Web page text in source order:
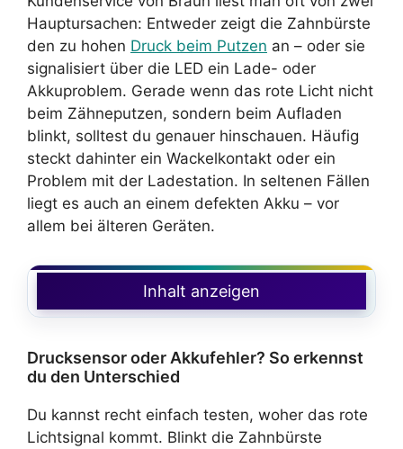
Hauptursachen: Entweder zeigt die Zahnbürste
den zu hohen Druck beim Putzen an – oder sie
signalisiert über die LED ein Lade- oder
Akkuproblem. Gerade wenn das rote Licht nicht
beim Zähneputzen, sondern beim Aufladen
blinkt, solltest du genauer hinschauen. Häufig
steckt dahinter ein Wackelkontakt oder ein
Problem mit der Ladestation. In seltenen Fällen
liegt es auch an einem defekten Akku – vor
allem bei älteren Geräten.
Inhalt anzeigen
Drucksensor oder Akkufehler? So erkennst
du den Unterschied
Du kannst recht einfach testen, woher das rote
Lichtsignal kommt. Blinkt die Zahnbürste